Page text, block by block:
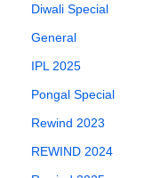
Diwali Special
General
IPL 2025
Pongal Special
Rewind 2023
REWIND 2024